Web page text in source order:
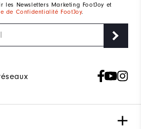
les Newsletters Marketing FootJoy et
de Confidentialité FootJoy.